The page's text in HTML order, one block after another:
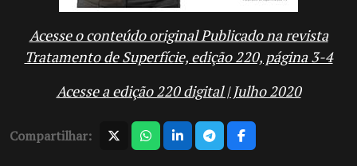
Acesse o conteúdo original Publicado na revista
Tratamento de Superfície, edição 220, página 3-4
Acesse a edição 220 digital | Julho 2020
Compartilhar: